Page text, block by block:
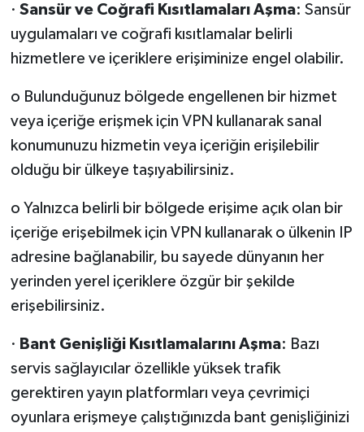
· Sansür ve Coğrafi Kısıtlamaları Aşma: Sansür
uygulamaları ve coğrafi kısıtlamalar belirli
hizmetlere ve içeriklere erişiminize engel olabilir.
o Bulunduğunuz bölgede engellenen bir hizmet
veya içeriğe erişmek için VPN kullanarak sanal
konumunuzu hizmetin veya içeriğin erişilebilir
olduğu bir ülkeye taşıyabilirsiniz.
o Yalnızca belirli bir bölgede erişime açık olan bir
içeriğe erişebilmek için VPN kullanarak o ülkenin IP
adresine bağlanabilir, bu sayede dünyanın her
yerinden yerel içeriklere özgür bir şekilde
erişebilirsiniz.
· Bant Genişliği Kısıtlamalarını Aşma: Bazı
servis sağlayıcılar özellikle yüksek trafik
gerektiren yayın platformları veya çevrimiçi
oyunlara erişmeye çalıştığınızda bant genişliğinizi